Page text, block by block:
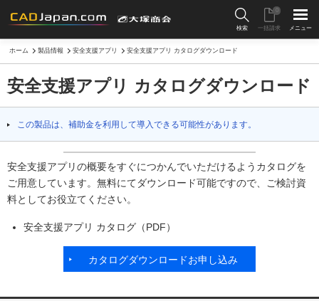
検索 一括請求
0
メニュー
ホーム 製品情報 安全支援アプリ 安全支援アプリ カタログダウンロード
安全支援アプリ カタログダウンロード
この製品は、補助金を利用して導入できる可能性があります。
安全支援アプリの概要をすぐにつかんでいただけるようカタログを
ご用意しています。無料にてダウンロード可能ですので、ご検討資
料としてお役立てください。
安全支援アプリ カタログ（PDF）
カタログダウンロードお申し込み